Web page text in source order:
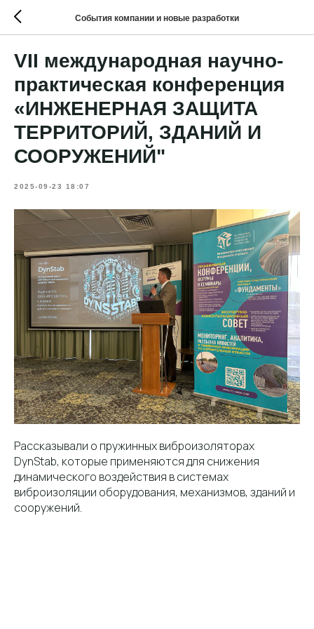
События компании и новые разработки
VII международная научно-
практическая конференция
«ИНЖЕНЕРНАЯ ЗАЩИТА
ТЕРРИТОРИЙ, ЗДАНИЙ И
СООРУЖЕНИЙ"
2025-09-23 18:07
Рассказывали о пружинных виброизоляторах
DynStab, которые применяются для снижения
динамического воздействия в системах
виброизоляции оборудования, механизмов, зданий и
сооружений.